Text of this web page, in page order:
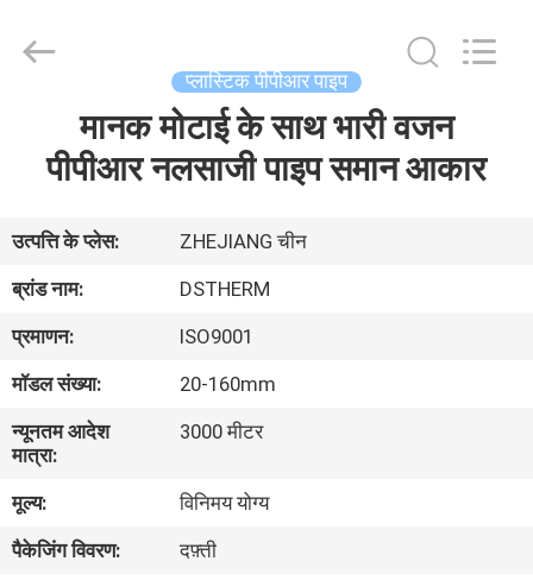
हमारे
बारे
कारखाने
दौरा
LIMITED.
प्लास्टिक पीपीआर पाइप
मानक मोटाई के साथ भारी वजन
पीपीआर नलसाजी पाइप समान आकार
उत्पत्ति के प्लेस:
ZHEJIANG चीन
ब्रांड नाम:
DSTHERM
प्रमाणन:
ISO9001
मॉडल संख्या:
20-160mm
न्यूनतम आदेश
मात्रा:
3000 मीटर
मूल्य:
विनिमय योग्य
पैकेजिंग विवरण:
दफ़्ती